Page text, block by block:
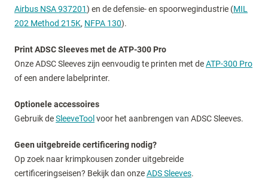
Airbus NSA 937201) en de defensie- en spoorwegindustrie (MIL
202 Method 215K, NFPA 130).
Print ADSC Sleeves met de ATP-300 Pro
Onze ADSC Sleeves zijn eenvoudig te printen met deATP-300 Pro
of een andere labelprinter.
Optionele accessoires
Gebruik deSleeveTool voor het aanbrengen van ADSC Sleeves.
Geen uitgebreide certificering nodig?
Op zoek naar krimpkousen zonder uitgebreide
certificeringseisen? Bekijk dan onzeADS Sleeves.